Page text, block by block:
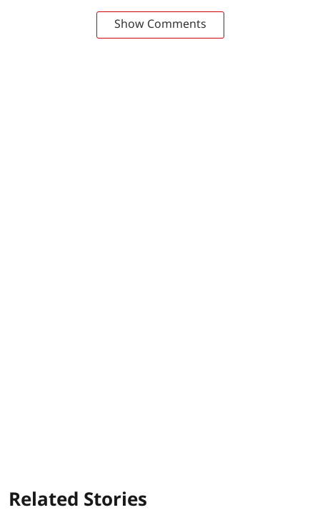
Show Comments
Related Stories